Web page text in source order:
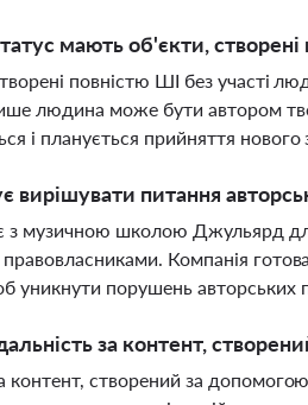
мають об'єкти, створені
повністю ШІ без
людина може бути автором
і планується прийняття
вирішувати питання
з музичною школою Джульярд
правовласниками. Компанія
уникнути порушень авторських
за контент,
контент, створений за